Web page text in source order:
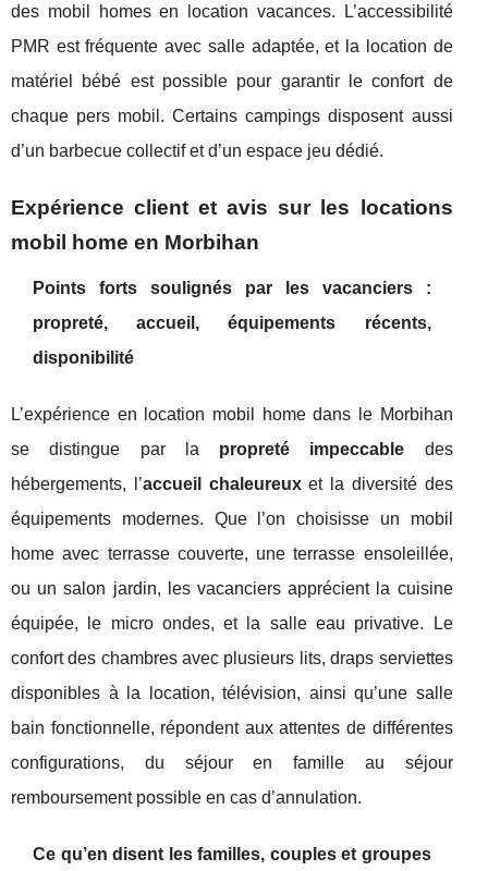
des mobil homes en location vacances. L’accessibilité
PMR est fréquente avec salle adaptée, et la location de
matériel bébé est possible pour garantir le confort de
chaque pers mobil. Certains campings disposent aussi
d’un barbecue collectif et d’un espace jeu dédié.
Expérience client et avis sur les locations
mobil home en Morbihan
Points forts soulignés par les vacanciers :
propreté, accueil, équipements récents,
disponibilité
L’expérience en location mobil home dans le Morbihan
se distingue par la propreté impeccable des
hébergements, l’accueil chaleureuxet la diversité des
équipements modernes. Que l’on choisisse un mobil
home avec terrasse couverte, une terrasse ensoleillée,
ou un salon jardin, les vacanciers apprécient la cuisine
équipée, le micro ondes, et la salle eau privative. Le
confort des chambres avec plusieurs lits, draps serviettes
disponibles à la location, télévision, ainsi qu’une salle
bain fonctionnelle, répondent aux attentes de différentes
configurations, du séjour en famille au séjour
remboursement possible en cas d’annulation.
Ce qu’en disent les familles, couples et groupes